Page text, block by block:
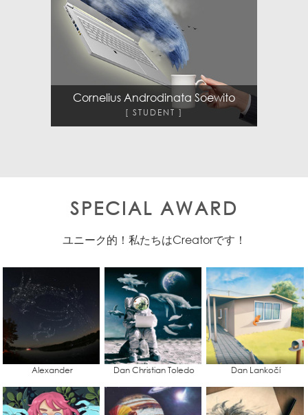
Cornelius Androdinata Soewito
STUDENT
SPECIAL AWARD
ユニーク的！私たちはCreatorです！
Alexander Dan Christian Toledo Dan Lankočí